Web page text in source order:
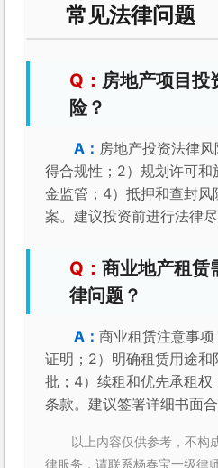
常见法律问题
房地产项目投
险？
房地产投资法律
得合规性；2）规划许可
金监管；4）抵押和查封
案。建议投资前进行法律尽
商业地产租赁
律问题？
商业租赁注意事
证明；2）明确租赁用途
批；4）续租和优先承租
条款。建议签署详细书面合
以上内容仅供参考，不构
律服务，请联系杨春宝一级律